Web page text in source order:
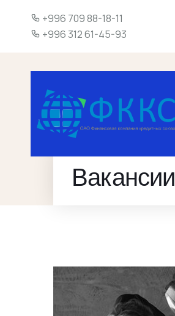
+996 709 88-18-11
+996 312 61-45-93
Вакансии